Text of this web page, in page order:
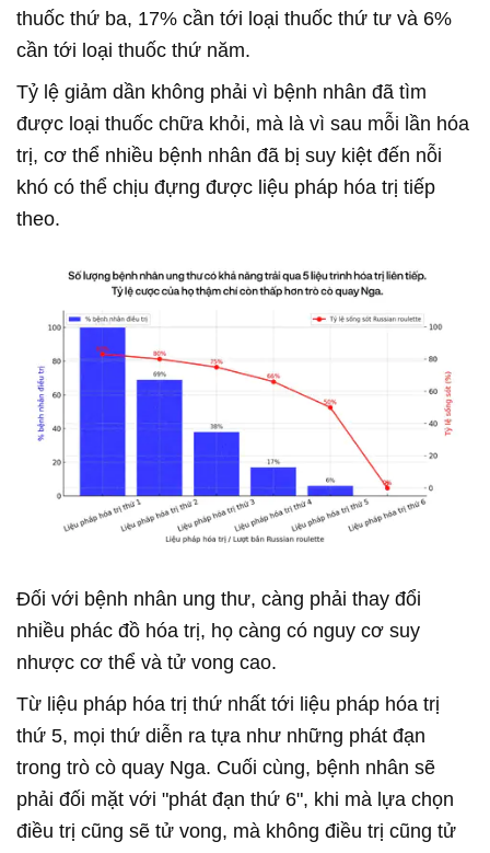
thuốc thứ ba, 17% cần tới loại thuốc thứ tư và 6%
cần tới loại thuốc thứ năm.
Tỷ lệ giảm dần không phải vì bệnh nhân đã tìm
được loại thuốc chữa khỏi, mà là vì sau mỗi lần hóa
trị, cơ thể nhiều bệnh nhân đã bị suy kiệt đến nỗi
khó có thể chịu đựng được liệu pháp hóa trị tiếp
theo.
Đối với bệnh nhân ung thư, càng phải thay đổi
nhiều phác đồ hóa trị, họ càng có nguy cơ suy
nhược cơ thể và tử vong cao.
Từ liệu pháp hóa trị thứ nhất tới liệu pháp hóa trị
thứ 5, mọi thứ diễn ra tựa như những phát đạn
trong trò cò quay Nga. Cuối cùng, bệnh nhân sẽ
phải đối mặt với "phát đạn thứ 6", khi mà lựa chọn
điều trị cũng sẽ tử vong, mà không điều trị cũng tử